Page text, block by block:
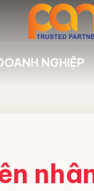
NGHIỆP